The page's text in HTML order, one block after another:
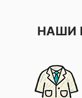
НАШИ